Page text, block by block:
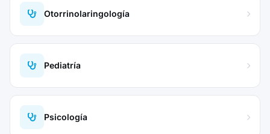
Otorrinolaringología
Pediatría
Psicología